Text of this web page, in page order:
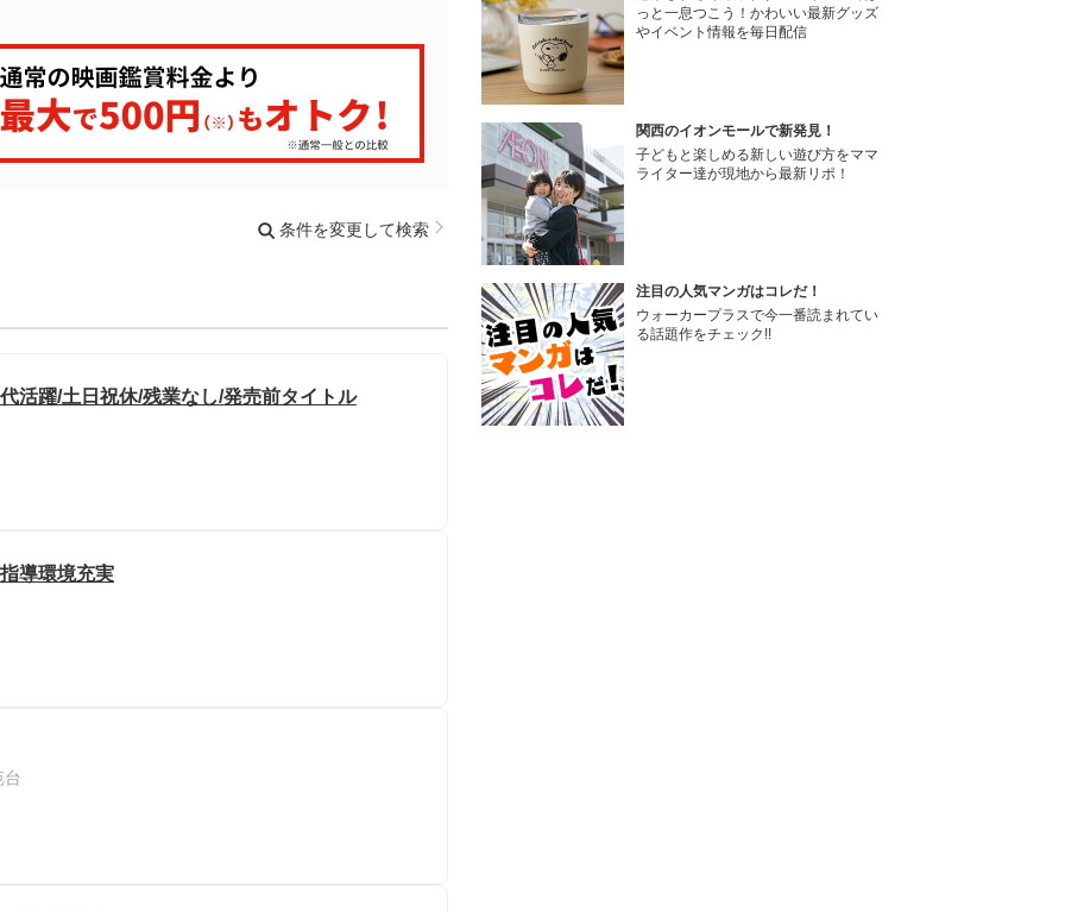
条件を変更して検索
活躍/土日祝休/残業なし/発売前タイトル
導環境充実
台
っと一息つこう！かわいい最新グッズ
やイベント情報を毎日配信
関西のイオンモールで新発見！
子どもと楽しめる新しい遊び方をママ
ライター達が現地から最新リポ！
注目の人気マンガはコレだ！
ウォーカープラスで今一番読まれてい
る話題作をチェック!!